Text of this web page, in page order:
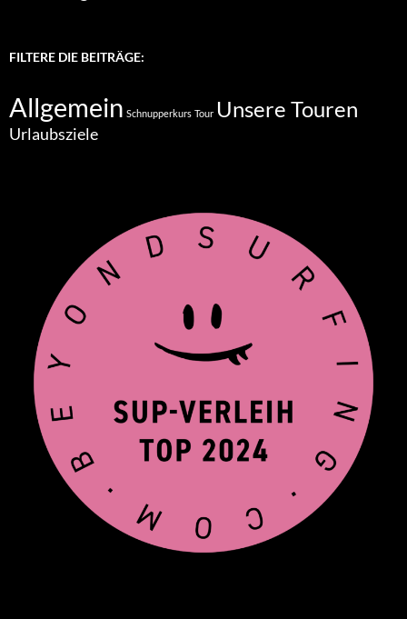
FILTERE DIE BEITRÄGE:
Allgemein Schnupperkurs Tour Unsere Touren
Urlaubsziele